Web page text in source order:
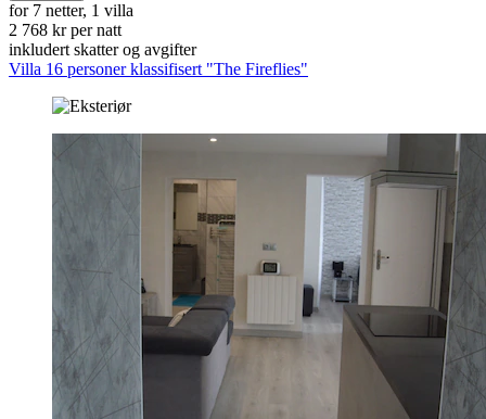
for 7 netter, 1 villa
2 768 kr per natt
inkludert skatter og avgifter
Villa 16 personer klassifisert "The Fireflies"